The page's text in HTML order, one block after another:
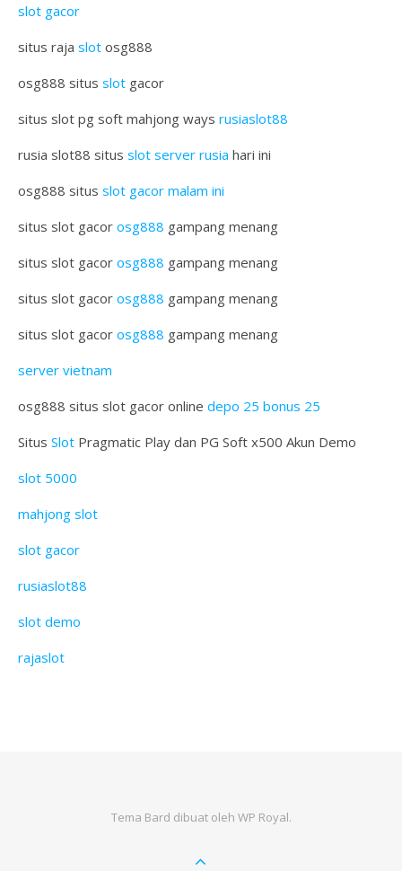
slot gacor
situs raja slot osg888
osg888 situs slot gacor
situs slot pg soft mahjong ways rusiaslot88
rusia slot88 situs slot server rusia hari ini
osg888 situs slot gacor malam ini
situs slot gacor osg888 gampang menang
situs slot gacor osg888 gampang menang
situs slot gacor osg888 gampang menang
situs slot gacor osg888 gampang menang
server vietnam
osg888 situs slot gacor online depo 25 bonus 25
Situs Slot Pragmatic Play dan PG Soft x500 Akun Demo
slot 5000
mahjong slot
slot gacor
rusiaslot88
slot demo
rajaslot
Tema Bard dibuat oleh WP Royal.